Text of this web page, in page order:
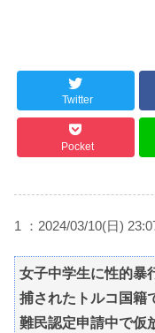
Twitter
Pocket
1 ：2024/03/10(日)
女子中学生に性的暴
捕されたトルコ国籍
難民認定申請中で仮